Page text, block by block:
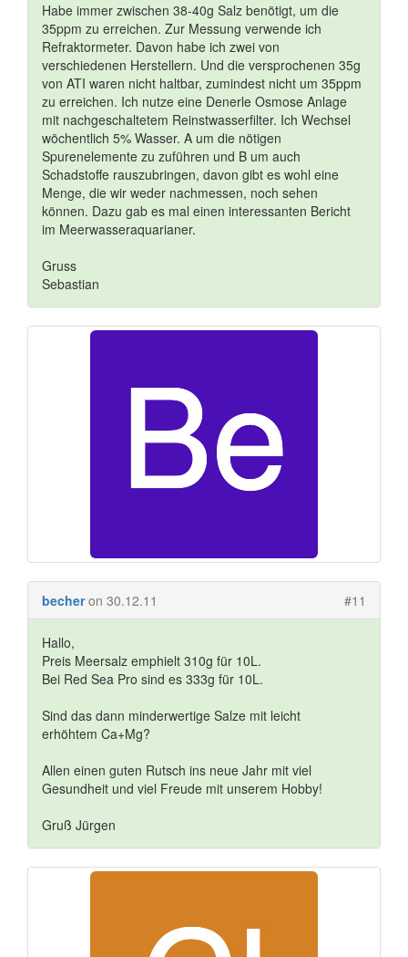
Habe immer zwischen 38-40g Salz benötigt, um die
35ppm zu erreichen. Zur Messung verwende ich
Refraktormeter. Davon habe ich zwei von
verschiedenen Herstellern. Und die versprochenen 35g
von ATI waren nicht haltbar, zumindest nicht um 35ppm
zu erreichen. Ich nutze eine Denerle Osmose Anlage
mit nachgeschaltetem Reinstwasserfilter. Ich Wechsel
wöchentlich 5% Wasser. A um die nötigen
Spurenelemente zu zuführen und B um auch
Schadstoffe rauszubringen, davon gibt es wohl eine
Menge, die wir weder nachmessen, noch sehen
können. Dazu gab es mal einen interessanten Bericht
im Meerwasseraquarianer.
Gruss
Sebastian
becher on 30.12.11 #11
Hallo,
Preis Meersalz emphielt 310g für 10L.
Bei Red Sea Pro sind es 333g für 10L.
Sind das dann minderwertige Salze mit leicht
erhöhtem Ca+Mg?
Allen einen guten Rutsch ins neue Jahr mit viel
Gesundheit und viel Freude mit unserem Hobby!
Gruß Jürgen